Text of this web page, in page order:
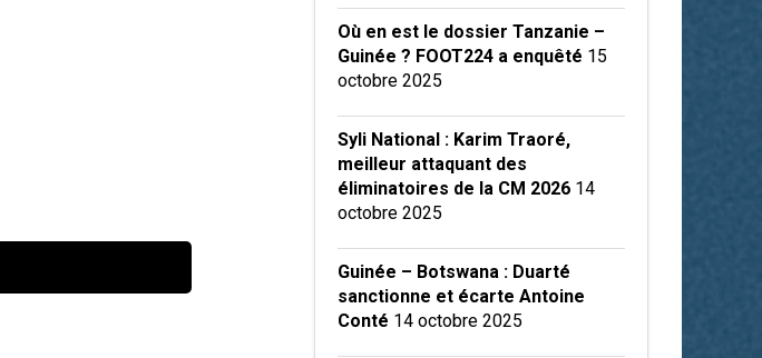
Où en est le dossier Tanzanie –
Guinée ? FOOT224 a enquêté 15
octobre 2025
Syli National : Karim Traoré,
meilleur attaquant des
éliminatoires de la CM 2026 14
octobre 2025
Guinée – Botswana : Duarté
sanctionne et écarte Antoine
Conté 14 octobre 2025